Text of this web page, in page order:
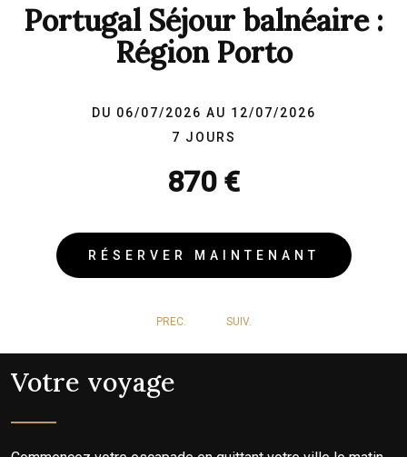
Portugal Séjour balnéaire :
Région Porto
DU 06/07/2026 AU 12/07/2026
7 JOURS
870 €
RÉSERVER MAINTENANT
PREC. SUIV.
Votre voyage